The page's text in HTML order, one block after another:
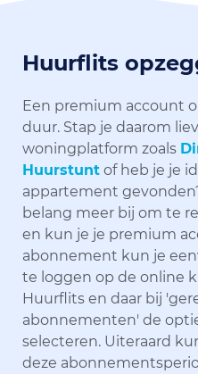
Huurflits
Een premium account
duur. Stap je daarom
woningplatform zoals
Huurstunt of heb je je
appartement
belang meer bij om te
en kun je je premium
abonnement kun je
te loggen op de online
Huurflits en daar bij
abonnementen' de
selecteren. Uiteraard
deze